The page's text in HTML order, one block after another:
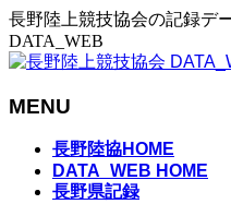
長野陸上競技協会の記録デ
DATA_WEB
MENU
長野陸協HOME
DATA_WEB HOME
長野県記録